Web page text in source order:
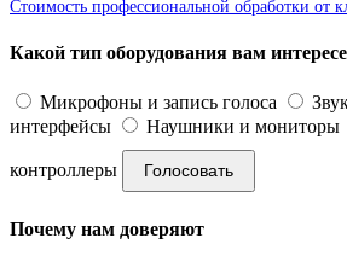
Стоимость профессиональной обработки от
Какой тип оборудования вам
Микрофоны и запись голоса
интерфейсы
Наушники и мониторы
контроллеры Голосовать
Почему нам доверяют